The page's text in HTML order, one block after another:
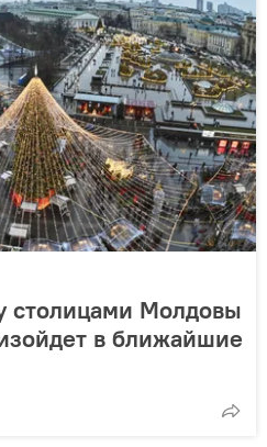
Молдовы
в ближайшие